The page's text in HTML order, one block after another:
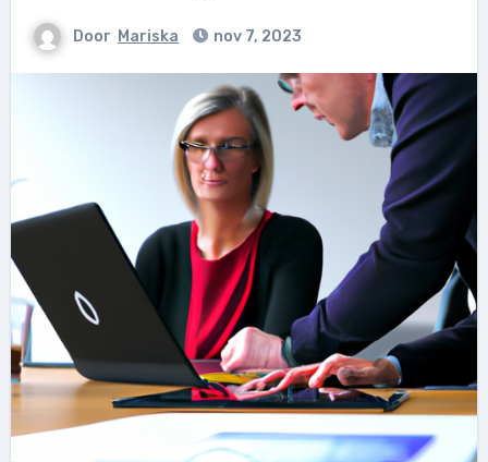
Door Mariska nov 7, 2023